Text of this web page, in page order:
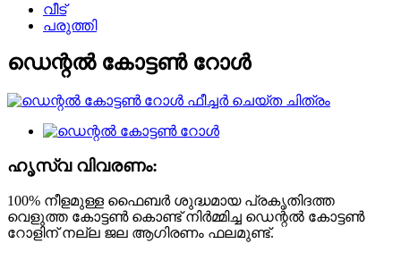
വീട്
പരുത്തി
ഡെന്റൽ കോട്ടൺ റോൾ
ഹൃസ്വ വിവരണം:
100% നീളമുള്ള ഫൈബർ ശുദ്ധമായ പ്രകൃതിദത്ത
വെളുത്ത കോട്ടൺ കൊണ്ട് നിർമ്മിച്ച ഡെന്റൽ കോട്ടൺ
റോളിന് നല്ല ജല ആഗിരണം ഫലമുണ്ട്.